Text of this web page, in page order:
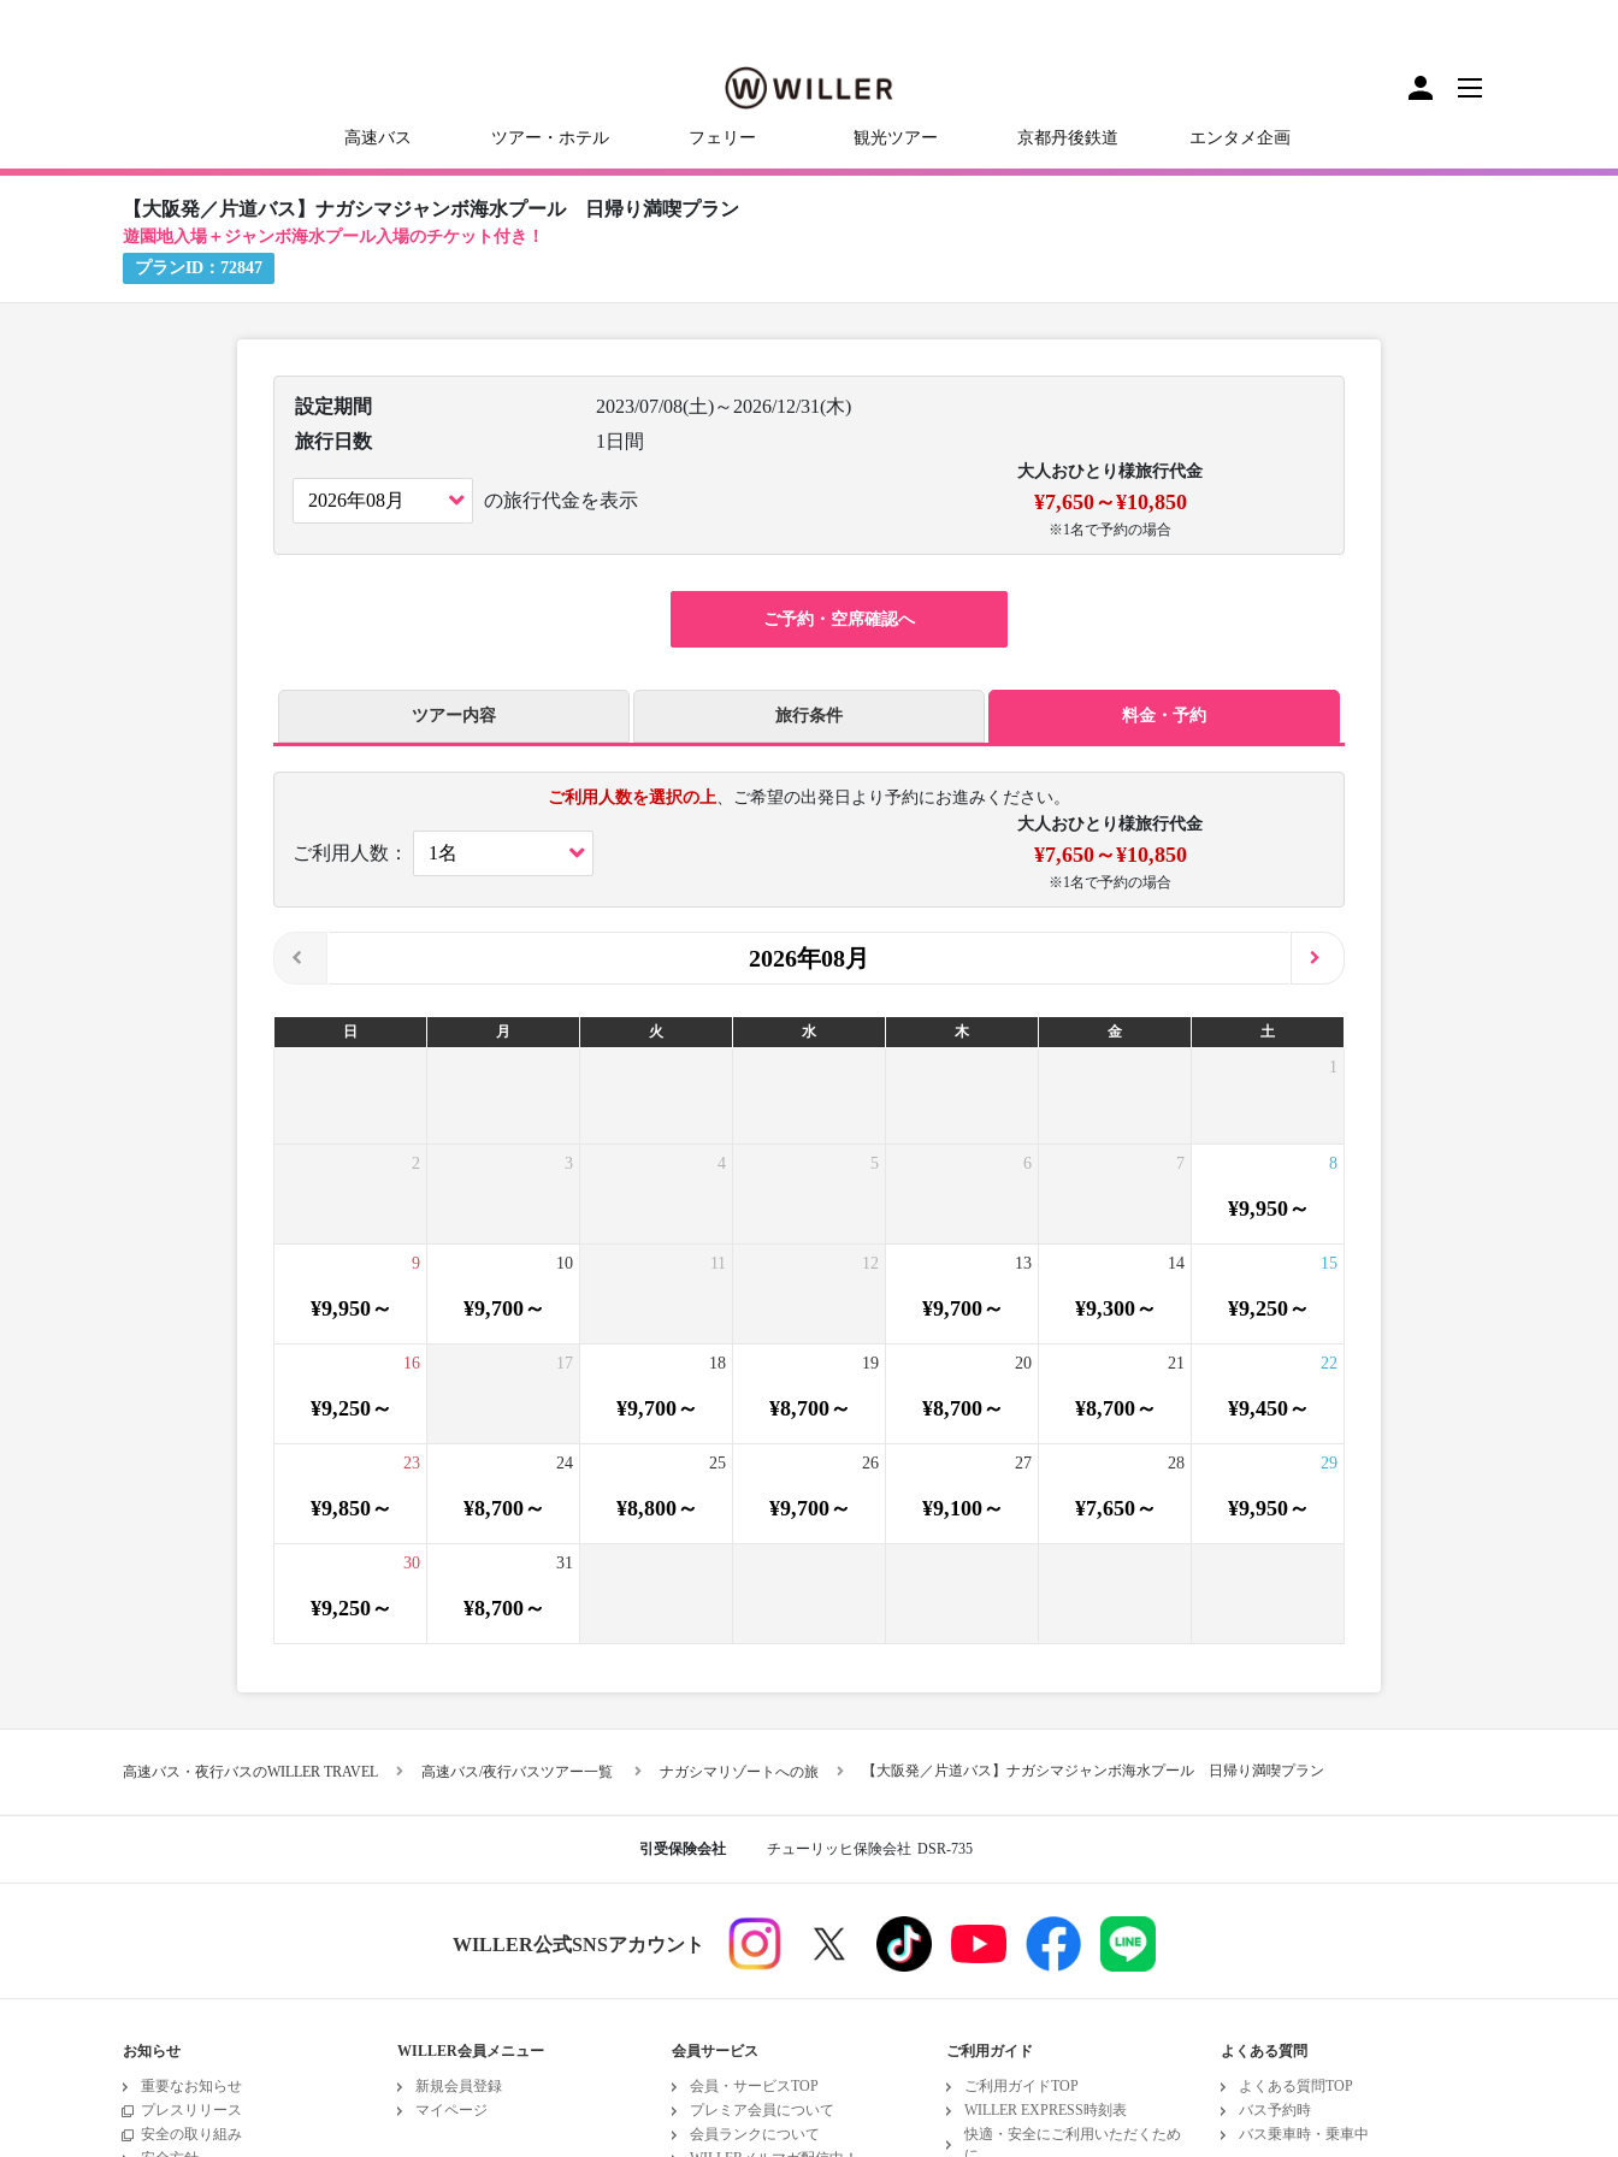
高速バス ツアー・ホテル フェリー 観光ツアー 京都丹後鉄道 エンタメ企画
【大阪発／片道バス】ナガシマジャンボ海水プール 日帰り満喫プラン
遊園地入場＋ジャンボ海水プール入場のチケット付き！
プランID： 72847
設定期間
2023/07/08(土)～2026/12/31(木)
旅行日数
1日間
の旅行代金を表示
大人おひとり様旅行代金
¥7,650～¥10,850
※1名で予約の場合
ご予約・空席確認へ
ツアー内容 旅行条件 料金・予約
ご利用人数を選択の上、ご希望の出発日より予約にお進みください。
ご利用人数：
大人おひとり様旅行代金
¥7,650～¥10,850
※1名で予約の場合
2026年08月
日 月 火 水 木 金 土
1
2 3 4 5 6 7
¥9,950～
8
¥9,950～
9
¥9,700～
10 11 12
¥9,700～
13
¥9,300～
14
¥9,250～
15
¥9,250～
16 17
¥9,700～
18
¥8,700～
19
¥8,700～
20
¥8,700～
21
¥9,450～
22
¥9,850～
23
¥8,700～
24
¥8,800～
25
¥9,700～
26
¥9,100～
27
¥7,650～
28
¥9,950～
29
¥9,250～
30
¥8,700～
31
高速バス・夜行バスのWILLER TRAVEL 高速バス/夜行バスツアー一覧 ナガシマリゾートへの旅 【大阪発／片道バス】ナガシマジャンボ海水プール 日帰り満喫プラン
引受保険会社 チューリッヒ保険会社 DSR-735
WILLER公式SNSアカウント
お知らせ
重要なお知らせ
プレスリリース
安全の取り組み
WILLER会員メニュー
新規会員登録
マイページ
会員サービス
会員・サービスTOP
プレミア会員について
会員ランクについて
ご利用ガイド
ご利用ガイドTOP
WILLER EXPRESS時刻表
快適・安全にご利用いただくため
よくある質問
よくある質問TOP
バス予約時
バス乗車時・乗車中